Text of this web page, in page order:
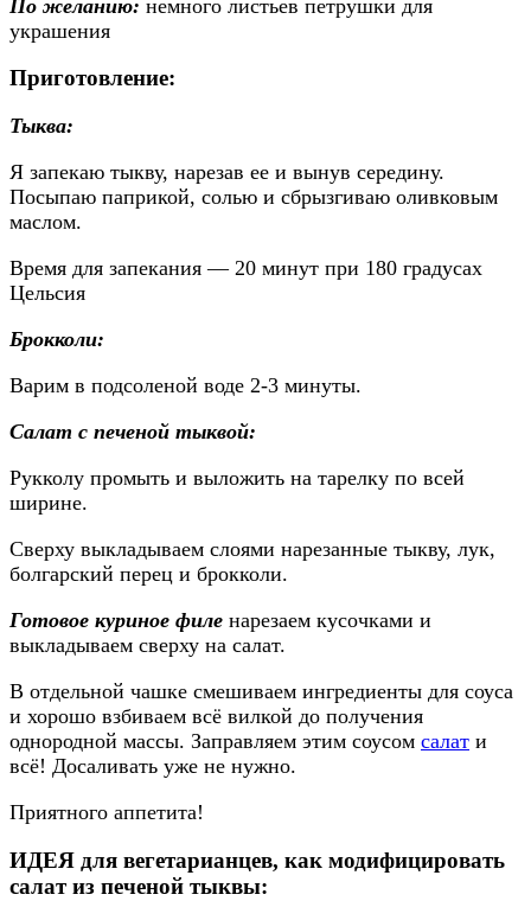
По желанию: немного листьев петрушки для
украшения
Приготовление:
Тыква:
Я запекаю тыкву, нарезав ее и вынув середину.
Посыпаю паприкой, солью и сбрызгиваю оливковым
маслом.
Время для запекания — 20 минут при 180 градусах
Цельсия
Брокколи:
Варим в подсоленой воде 2-3 минуты.
Салат с печеной тыквой:
Рукколу промыть и выложить на тарелку по всей
ширине.
Сверху выкладываем слоями нарезанные тыкву, лук,
болгарский перец и брокколи.
Готовое куриное филе нарезаем кусочками и
выкладываем сверху на салат.
В отдельной чашке смешиваем ингредиенты для соуса
и хорошо взбиваем всё вилкой до получения
однородной массы. Заправляем этим соусом салат и
всё! Досаливать уже не нужно.
Приятного аппетита!
ИДЕЯ для вегетарианцев, как модифицировать
салат из печеной тыквы: